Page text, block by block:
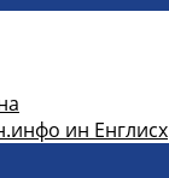
ин Енглисх